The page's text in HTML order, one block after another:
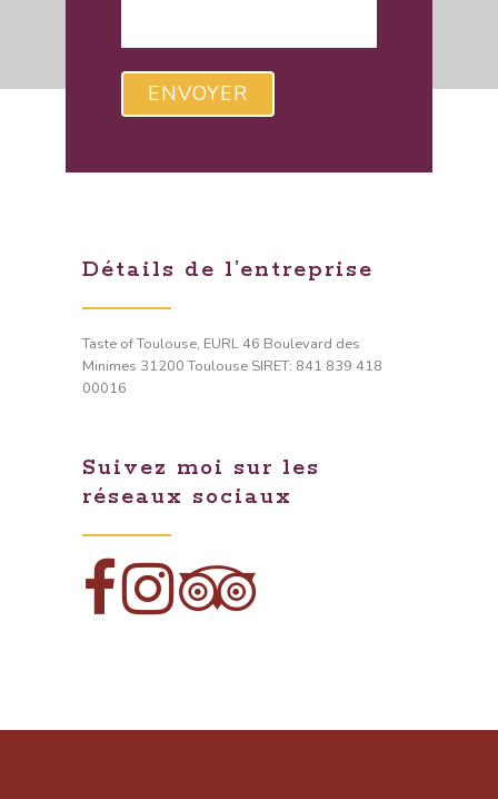
Veuillez laisser ce champ vide.
Détails de l’entreprise
Taste of Toulouse, EURL 46 Boulevard des
Minimes 31200 Toulouse SIRET: 841 839 418
00016
Suivez moi sur les
réseaux sociaux